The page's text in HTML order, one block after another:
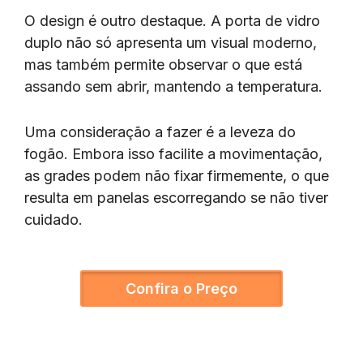
O design é outro destaque. A porta de vidro
duplo não só apresenta um visual moderno,
mas também permite observar o que está
assando sem abrir, mantendo a temperatura.
Uma consideração a fazer é a leveza do
fogão. Embora isso facilite a movimentação,
as grades podem não fixar firmemente, o que
resulta em panelas escorregando se não tiver
cuidado.
Confira o Preço